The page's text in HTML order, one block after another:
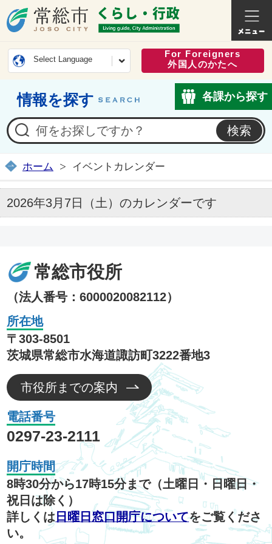
常総市公式ホームページ
くらし
Select Language
For Foreigners
外国人のかたへ
情報を探す 各課から探す
ホーム イベントカレンダー
2026年3月7日（土）のカレンダーです
常総市役所
（法人番号：6000020082112）
所在地
〒303-8501
茨城県常総市水海道諏訪町3222番地3
市役所までの案内
電話番号
0297-23-2111
開庁時間
8時30分から17時15分まで（土曜日・日曜日・
祝日は除く）
詳しくは 日曜日窓口開庁についてをご覧くださ
い。